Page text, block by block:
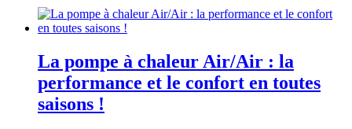
La pompe à chaleur Air/Air : la
performance et le confort en toutes
saisons !